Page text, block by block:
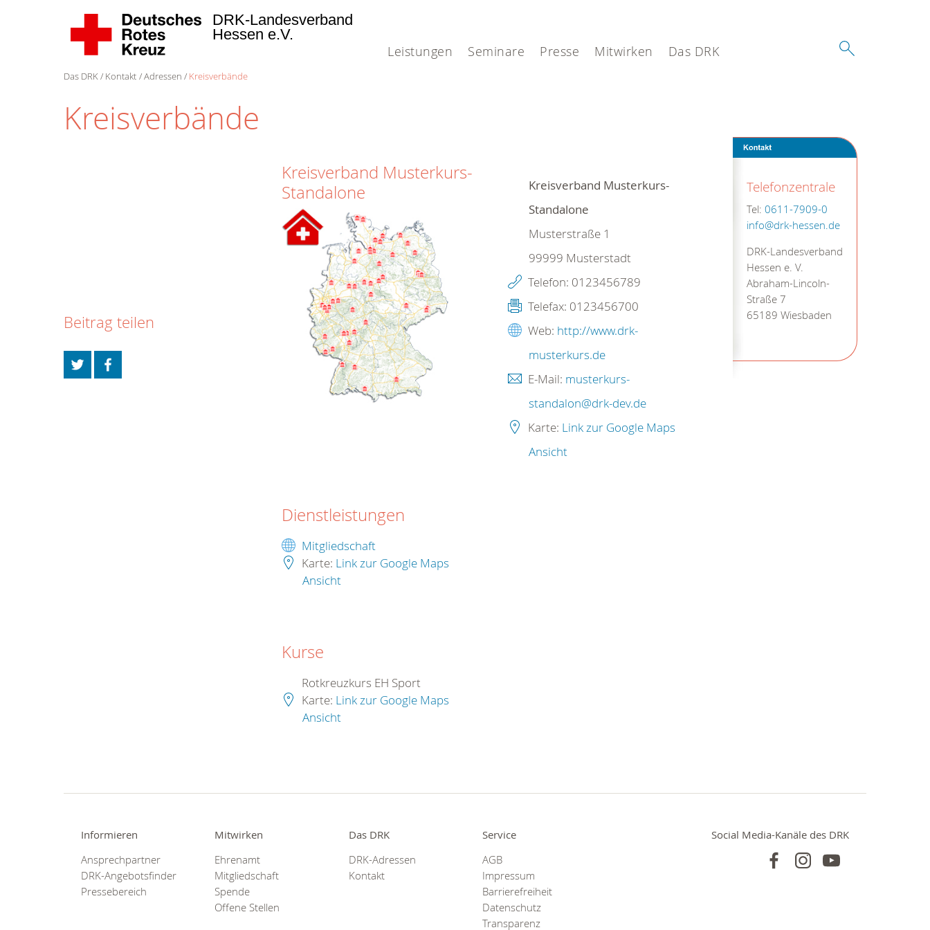
Leistungen Seminare Presse Mitwirken Das DRK
DRK-Landesverband
Hessen e.V.
Das DRK Kontakt Adressen Kreisverbände
Kreisverbände
Telefonzentrale
Tel: 0611-7909-0
info@drk-hessen.de
DRK-Landesverband
Hessen e. V.
Abraham-Lincoln-
Straße 7
65189 Wiesbaden
Kreisverband Musterkurs-
Standalone
Kreisverband Musterkurs-
Standalone
Musterstraße 1
99999 Musterstadt
Telefon: 0123456789
Telefax: 0123456700
Web: http://www.drk-
musterkurs.de
E-Mail: musterkurs-
standalon@drk-dev.de
Karte: Link zur Google Maps
Ansicht
Dienstleistungen
Mitgliedschaft
Karte: Link zur Google Maps
Ansicht
Kurse
Rotkreuzkurs EH Sport
Karte: Link zur Google Maps
Ansicht
Beitrag teilen
Informieren
Ansprechpartner
DRK-Angebotsfinder
Pressebereich
Mitwirken
Ehrenamt
Mitgliedschaft
Spende
Offene Stellen
Das DRK
DRK-Adressen
Kontakt
Service
AGB
Impressum
Barrierefreiheit
Datenschutz
Transparenz
Social Media-Kanäle des DRK